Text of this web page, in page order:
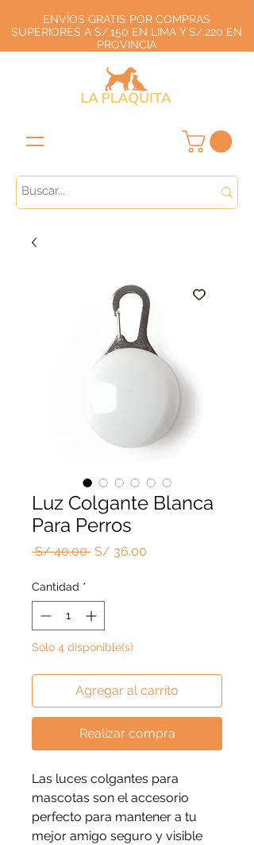
ENVÍOS GRATIS POR COMPRAS
SUPERIORES A S/.150 EN LIMA Y S/.220 EN
PROVINCIA
Luz Colgante Blanca
Para Perros
S/ 40.00 Precio
S/ 36.00
Cantidad *
Solo 4 disponible(s)
Agregar al carrito
Realizar compra
Las luces colgantes para
mascotas son el accesorio
perfecto para mantener a tu
mejor amigo seguro y visible